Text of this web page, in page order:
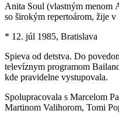
Anita Soul (vlastným menom
so širokým repertoárom, žije v
* 12. júl 1985, Bratislava
Spieva od detstva. Do
televíznym programom
kde pravidelne vystupovala.
Spolupracovala s Marcelom
Martinom Valihorom, Tomi